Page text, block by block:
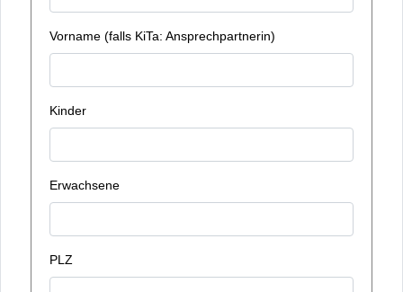
Vorname (falls KiTa: Ansprechpartnerin)
Kinder
Erwachsene
PLZ